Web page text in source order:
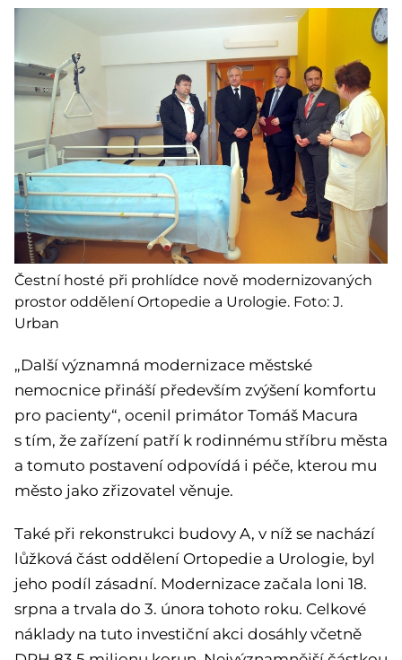
Čestní hosté při prohlídce nově modernizovaných
prostor oddělení Ortopedie a Urologie. Foto: J.
Urban
„Další významná modernizace městské
nemocnice přináší především zvýšení komfortu
pro pacienty“, ocenil primátor Tomáš Macura
s tím, že zařízení patří k rodinnému stříbru města
a tomuto postavení odpovídá i péče, kterou mu
město jako zřizovatel věnuje.
Také při rekonstrukci budovy A, v níž se nachází
lůžková část oddělení Ortopedie a Urologie, byl
jeho podíl zásadní. Modernizace začala loni 18.
srpna a trvala do 3. února tohoto roku. Celkové
náklady na tuto investiční akci dosáhly včetně